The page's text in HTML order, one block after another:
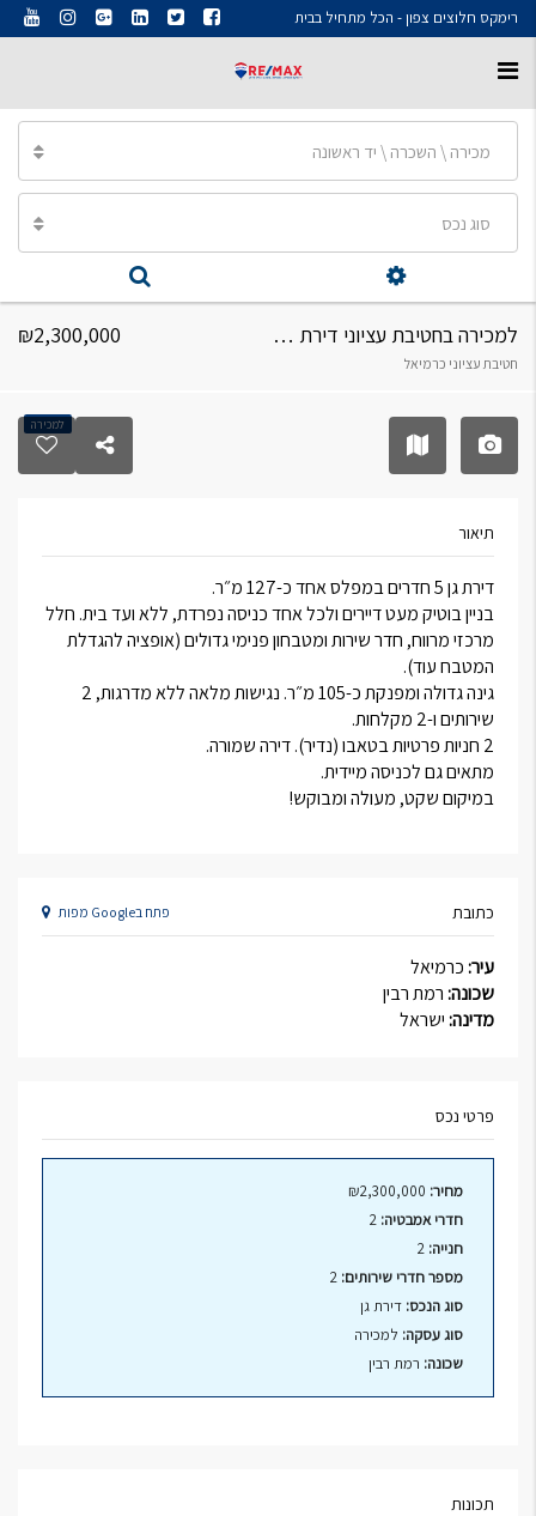
רימקס חלוצים צפון - הכל מתחיל בבית
מכירה \ השכרה \ יד ראשונה
סוג נכס
למכירה בחטיבת עציוני דירת גן 5 חדרים
חטיבת עציוני כרמיאל
₪2,300,000
למכירה
תיאור
דירת גן 5 חדרים במפלס אחד כ-127 מ״ר.
בניין בוטיק מעט דיירים ולכל אחד כניסה נפרדת, ללא ועד בית. חלל
מרכזי מרווח, חדר שירות ומטבחון פנימי גדולים (אופציה להגדלת
המטבח עוד).
גינה גדולה ומפנקת כ-105 מ״ר. נגישות מלאה ללא מדרגות, 2
שירותים ו-2 מקלחות.
2 חניות פרטיות בטאבו (נדיר). דירה שמורה.
מתאים גם לכניסה מיידית.
במיקום שקט, מעולה ומבוקש!
כתובת פתח בGoogle מפות
עיר:כרמיאל
שכונה:רמת רבין
מדינה:ישראל
פרטי נכס
מחיר:
חדרי אמבטיה:
חנייה:
מספר חדרי שירותים:
סוג הנכס: דירת גן
סוג עסקה: למכירה
שכונה: רמת רבין
תכונות